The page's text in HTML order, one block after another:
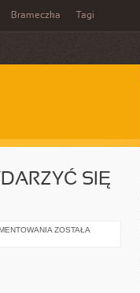
Brameczka Tagi
SIĘ
TARAPATY
ZOSTAŁA